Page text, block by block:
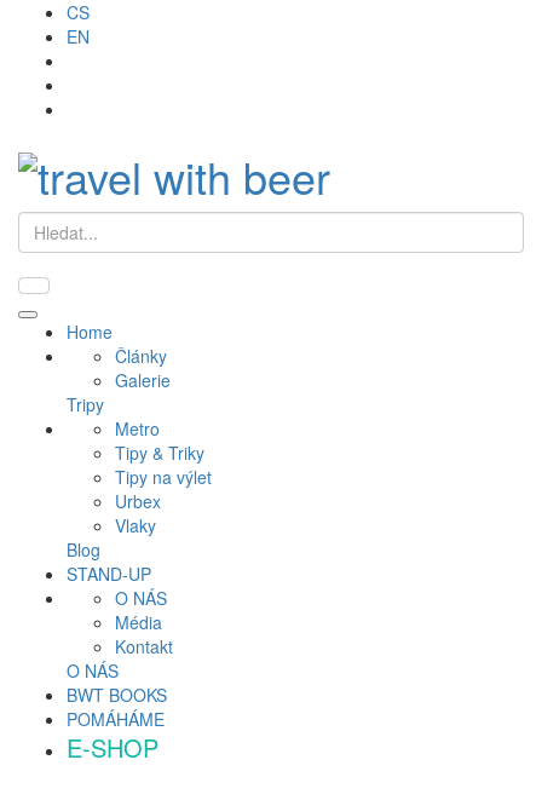
CS
EN
Hledat
Primary
Menu
Home
Články
Galerie
Tripy
Metro
Tipy & Triky
Tipy na výlet
Urbex
Vlaky
Blog
STAND-UP
O NÁS
Média
Kontakt
O NÁS
BWT BOOKS
POMÁHÁME
E-SHOP